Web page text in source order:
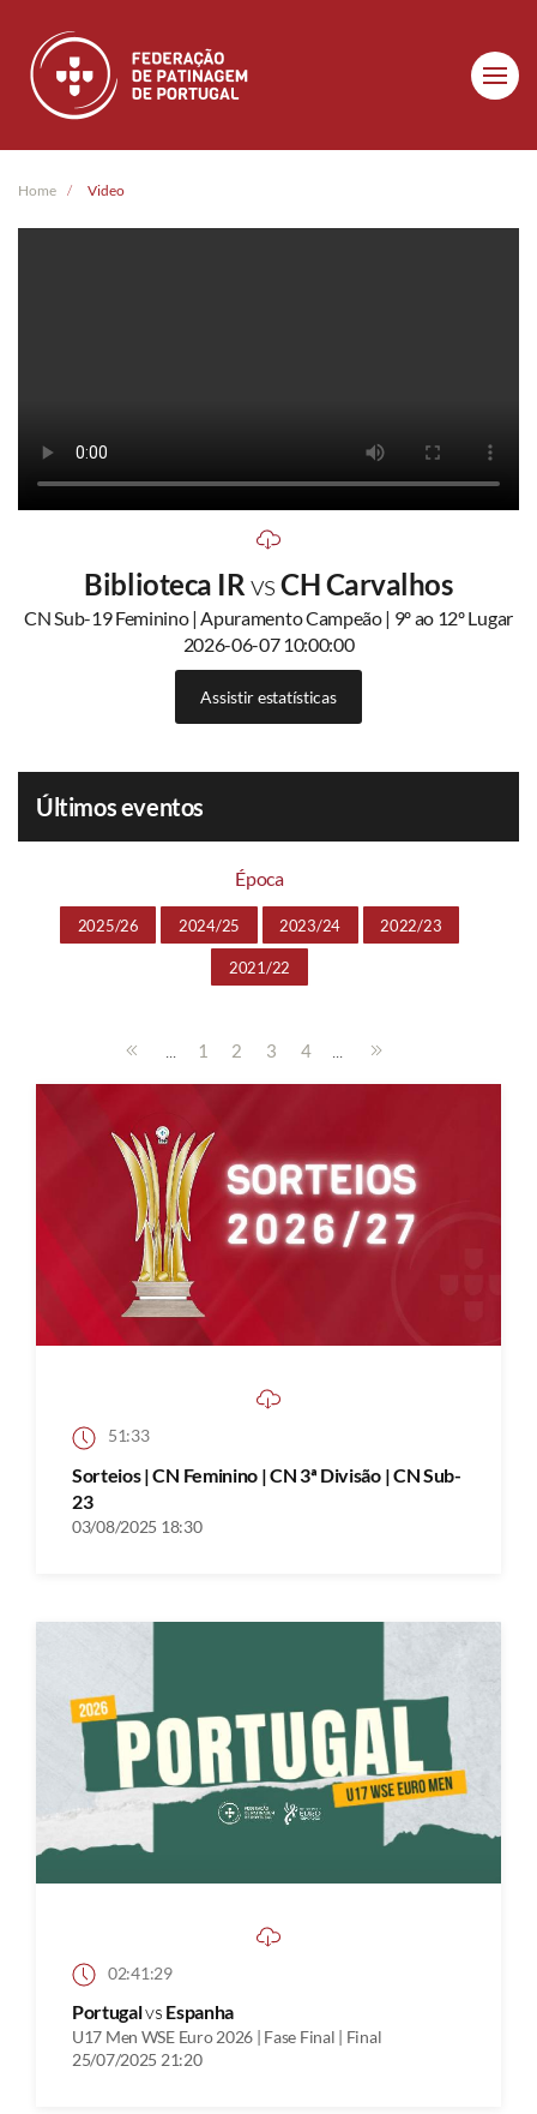
Skip to main content
Home Video
Biblioteca IRvsCH Carvalhos
CN Sub-19 Feminino | Apuramento Campeão | 9º ao 12º Lugar
2026-06-07 10:00:00
Assistir estatísticas
Últimos eventos
Época
2025/26 2024/25 2023/24 2022/23
2021/22
... 1 2 3 4 ...
51:33
Sorteios | CN Feminino | CN 3ª Divisão | CN Sub-
23
03/08/2025 18:30
02:41:29
Portugalvs Espanha
U17 Men WSE Euro 2026 | Fase Final | Final
25/07/2025 21:20